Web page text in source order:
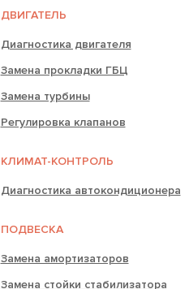
ДВИГАТЕЛЬ
Диагностика двигателя
Замена прокладки ГБЦ
Замена турбины
Регулировка клапанов
КЛИМАТ-КОНТРОЛЬ
Диагностика автокондиционера
ПОДВЕСКА
Замена амортизаторов
Замена стойки стабилизатора